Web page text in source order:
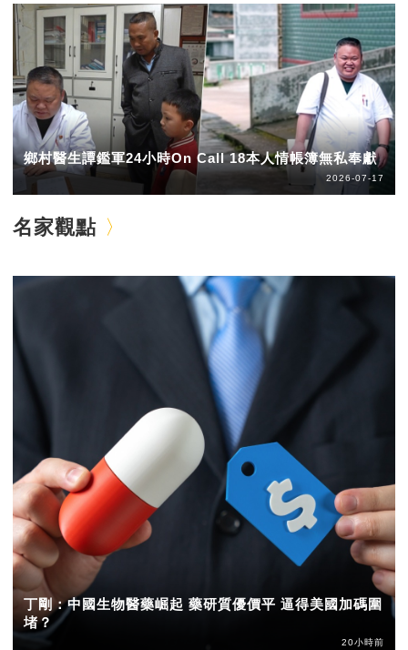
鄉村醫生譚鑑軍24小時On Call 18本人情帳簿無私奉獻
2026-07-17
名家觀點
丁剛：中國生物醫藥崛起 藥研質優價平 逼得美國加碼圍
堵？
20小時前